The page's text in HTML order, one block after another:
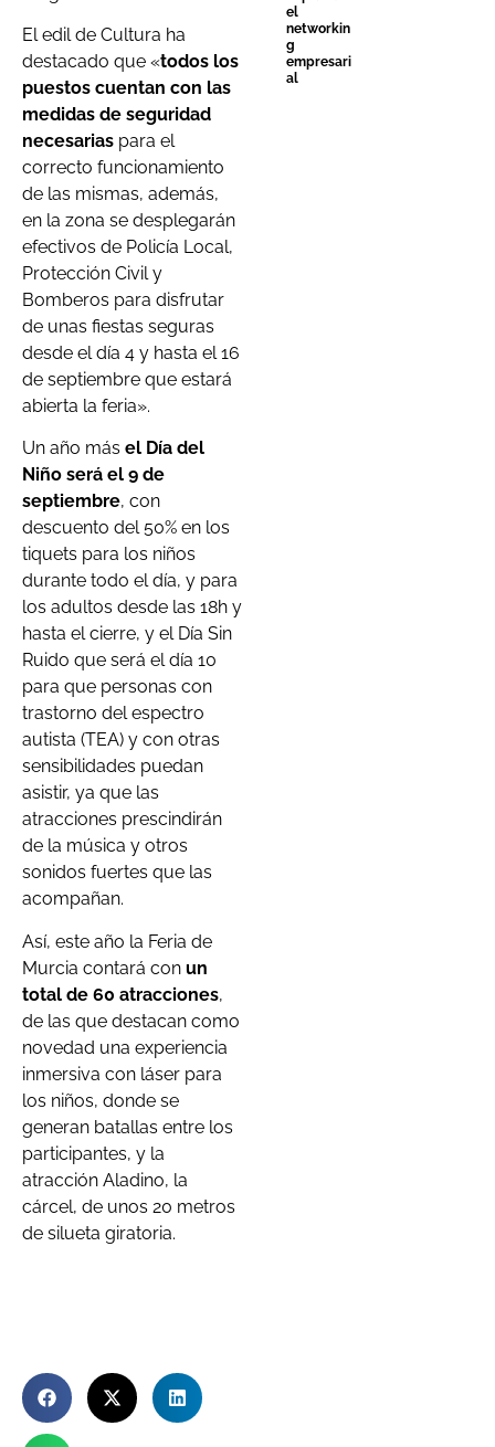
El edil de Cultura ha
destacado que «todos los
puestos cuentan con las
medidas de seguridad
necesarias para el
correcto funcionamiento
de las mismas, además,
en la zona se desplegarán
efectivos de Policía Local,
Protección Civil y
Bomberos para disfrutar
de unas fiestas seguras
desde el día 4 y hasta el 16
de septiembre que estará
abierta la feria».
Un año más el Día del
Niño será el 9 de
septiembre, con
descuento del 50% en los
tiquets para los niños
durante todo el día, y para
los adultos desde las 18h y
hasta el cierre, y el Día Sin
Ruido que será el día 10
para que personas con
trastorno del espectro
autista (TEA) y con otras
sensibilidades puedan
asistir, ya que las
atracciones prescindirán
de la música y otros
sonidos fuertes que las
acompañan.
Así, este año la Feria de
Murcia contará con un
total de 60 atracciones,
de las que destacan como
novedad una experiencia
inmersiva con láser para
los niños, donde se
generan batallas entre los
participantes, y la
atracción Aladino, la
cárcel, de unos 20 metros
de silueta giratoria.
el
networkin
g
empresari
al